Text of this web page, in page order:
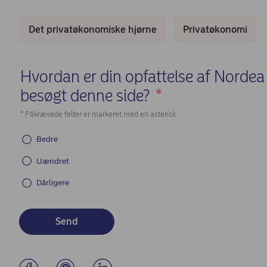
Det privatøkonomiske hjørne Privatøkonomi
Hvordan er din opfattelse af
besøgt denne side? *
* Påkrævede felter er markeret med en asterisk.
Bedre
Uændret
Dårligere